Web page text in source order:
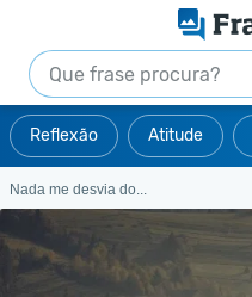
Reflexão Atitude
Nada me desvia do...